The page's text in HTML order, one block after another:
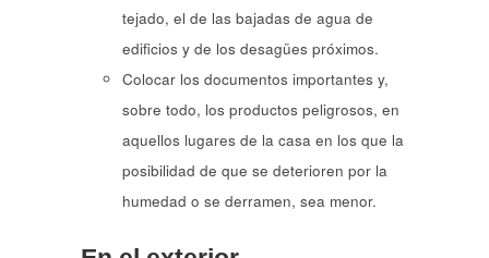
tejado, el de las bajadas de agua de
edificios y de los desagües próximos.
Colocar los documentos importantes y,
sobre todo, los productos peligrosos, en
aquellos lugares de la casa en los que la
posibilidad de que se deterioren por la
humedad o se derramen, sea menor.